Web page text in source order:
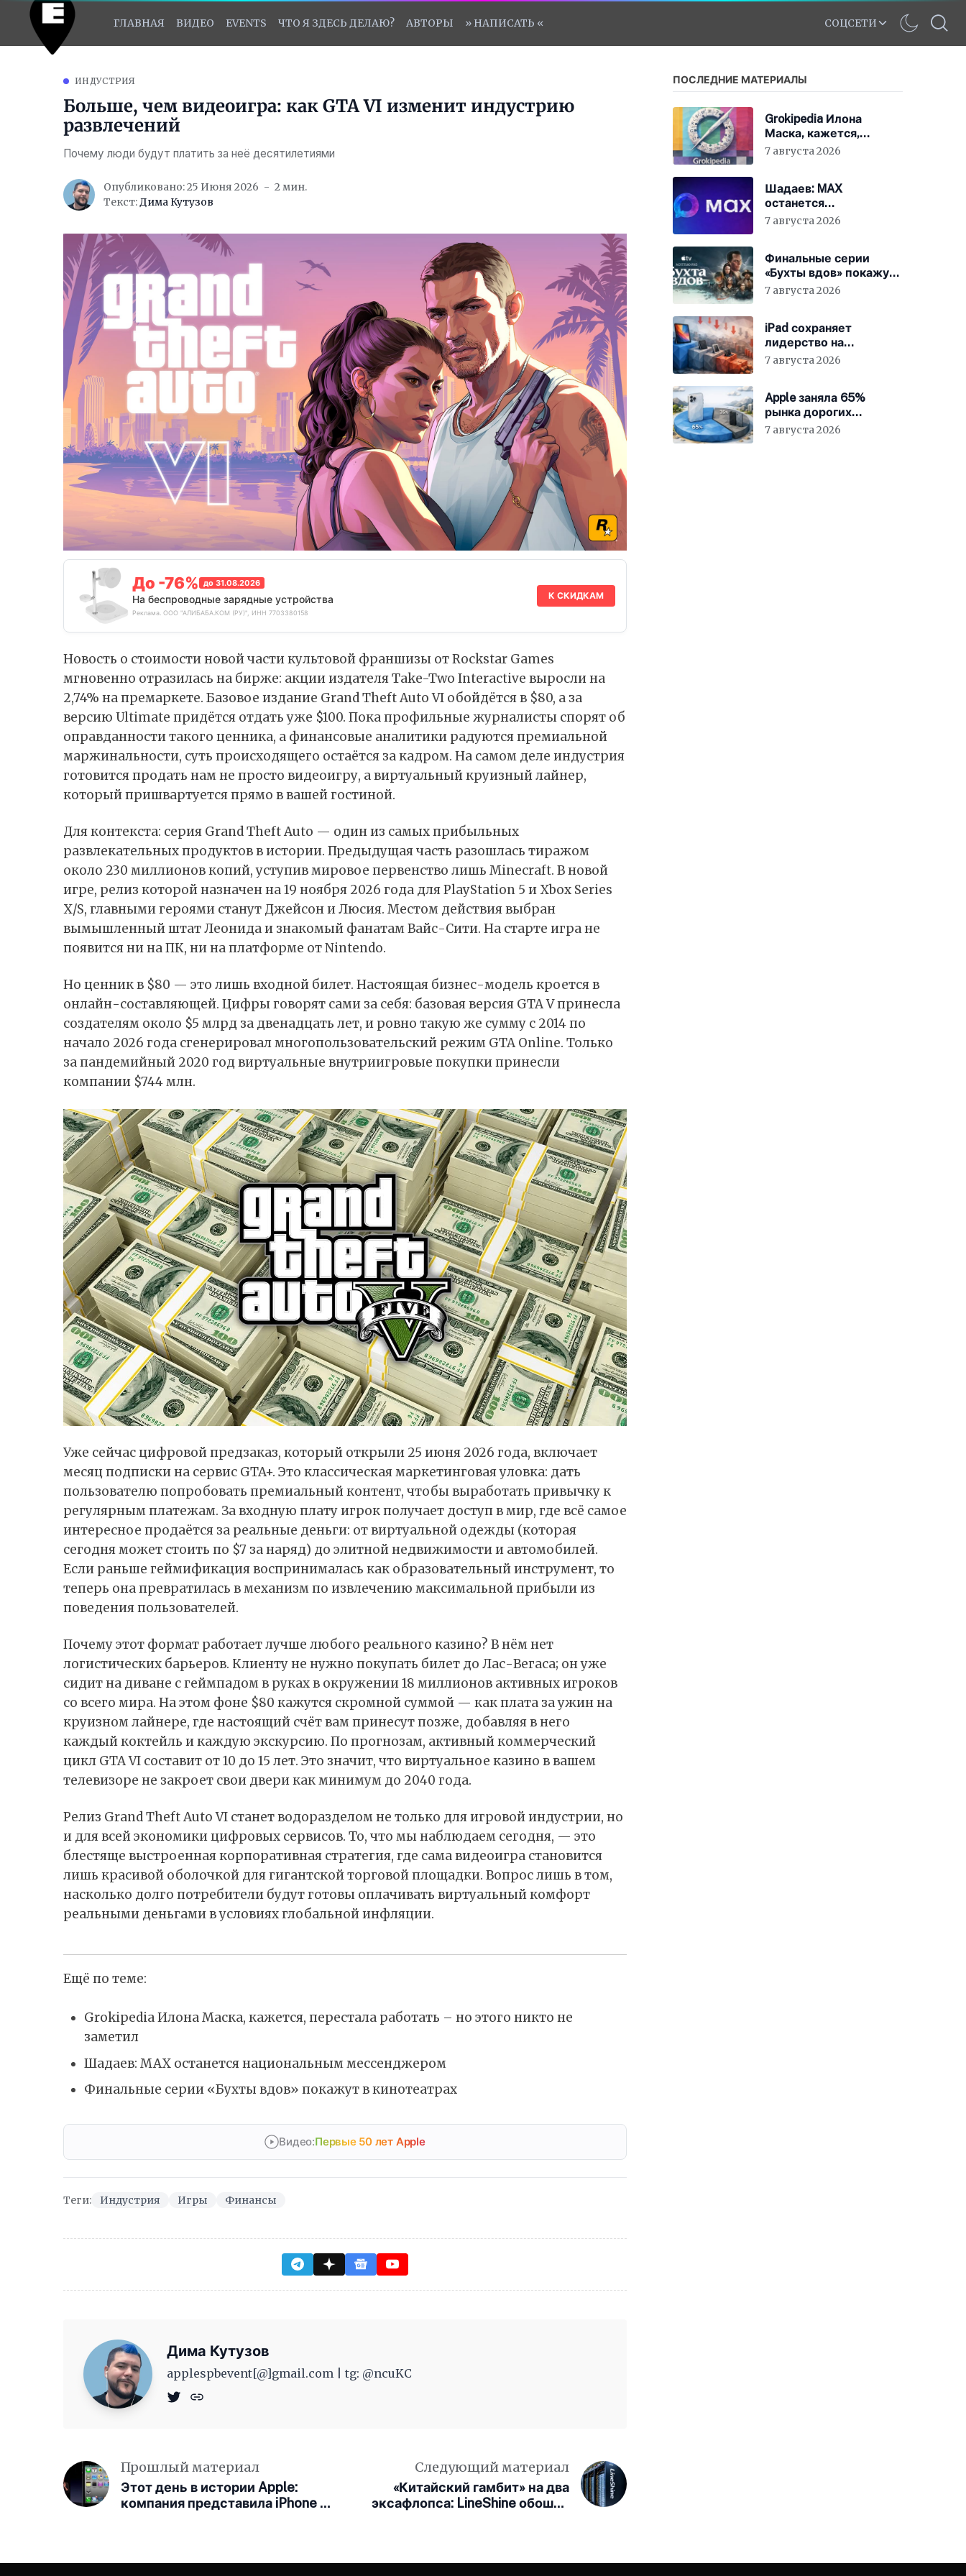
ГЛАВНАЯ ВИДЕО EVENTS ЧТО Я ЗДЕСЬ ДЕЛАЮ? АВТОРЫ » НАПИСАТЬ « СОЦСЕТИ
ИНДУСТРИЯ
Больше, чем видеоигра: как GTA VI изменит индустрию
развлечений
Почему люди будут платить за неё десятилетиями
Опубликовано: 25 Июня 2026
2 мин.
Текст:Дима Кутузов
До -76% до 31.08.2026
На беспроводные зарядные устройства
Реклама. ООО "АЛИБАБА.КОМ (РУ)", ИНН 7703380158
К СКИДКАМ
Новость о стоимости новой части культовой франшизы от Rockstar Games
мгновенно отразилась на бирже: акции издателя Take-Two Interactive выросли на
2,74% на премаркете. Базовое издание Grand Theft Auto VI обойдётся в $80, а за
версию Ultimate придётся отдать уже $100. Пока профильные журналисты спорят об
оправданности такого ценника, а финансовые аналитики радуются премиальной
маржинальности, суть происходящего остаётся за кадром. На самом деле индустрия
готовится продать нам не просто видеоигру, а виртуальный круизный лайнер,
который пришвартуется прямо в вашей гостиной.
Для контекста: серия Grand Theft Auto — один из самых прибыльных
развлекательных продуктов в истории. Предыдущая часть разошлась тиражом
около 230 миллионов копий, уступив мировое первенство лишь Minecraft. В новой
игре, релиз которой назначен на 19 ноября 2026 года для PlayStation 5 и Xbox Series
X/S, главными героями станут Джейсон и Люсия. Местом действия выбран
вымышленный штат Леонида и знакомый фанатам Вайс-Сити. На старте игра не
появится ни на ПК, ни на платформе от Nintendo.
Но ценник в $80 — это лишь входной билет. Настоящая бизнес-модель кроется в
онлайн-составляющей. Цифры говорят сами за себя: базовая версия GTA V принесла
создателям около $5 млрд за двенадцать лет, и ровно такую же сумму с 2014 по
начало 2026 года сгенерировал многопользовательский режим GTA Online. Только
за пандемийный 2020 год виртуальные внутриигровые покупки принесли
компании $744 млн.
Уже сейчас цифровой предзаказ, который открыли 25 июня 2026 года, включает
месяц подписки на сервис GTA+. Это классическая маркетинговая уловка: дать
пользователю попробовать премиальный контент, чтобы выработать привычку к
регулярным платежам. За входную плату игрок получает доступ в мир, где всё самое
интересное продаётся за реальные деньги: от виртуальной одежды (которая
сегодня может стоить по $7 за наряд) до элитной недвижимости и автомобилей.
Если раньше геймификация воспринималась как образовательный инструмент, то
теперь она превратилась в механизм по извлечению максимальной прибыли из
поведения пользователей.
Почему этот формат работает лучше любого реального казино? В нём нет
логистических барьеров. Клиенту не нужно покупать билет до Лас-Вегаса; он уже
сидит на диване с геймпадом в руках в окружении 18 миллионов активных игроков
со всего мира. На этом фоне $80 кажутся скромной суммой — как плата за ужин на
круизном лайнере, где настоящий счёт вам принесут позже, добавляя в него
каждый коктейль и каждую экскурсию. По прогнозам, активный коммерческий
цикл GTA VI составит от 10 до 15 лет. Это значит, что виртуальное казино в вашем
телевизоре не закроет свои двери как минимум до 2040 года.
Релиз Grand Theft Auto VI станет водоразделом не только для игровой индустрии, но
и для всей экономики цифровых сервисов. То, что мы наблюдаем сегодня, — это
блестяще выстроенная корпоративная стратегия, где сама видеоигра становится
лишь красивой оболочкой для гигантской торговой площадки. Вопрос лишь в том,
насколько долго потребители будут готовы оплачивать виртуальный комфорт
реальными деньгами в условиях глобальной инфляции.
Ещё по теме:
Grokipedia Илона Маска, кажется, перестала работать – но этого никто не
заметил
Шадаев: MAX останется национальным мессенджером
Финальные серии «Бухты вдов» покажут в кинотеатрах
Видео:Первые 50 лет Apple
Теги: Индустрия Игры Финансы
Дима Кутузов
applespbevent[@]gmail.com | tg: @ncuKC
Прошлый материал
Этот день в истории Apple:
компания представила iPhone 4
Следующий материал
«Китайский гамбит» на два
эксафлопса: LineShine обошёл
ПОСЛЕДНИЕ МАТЕРИАЛЫ
Grokipedia Илона
Маска, кажется,
перестала работать –
7 августа 2026
Шадаев: MAX
останется
национальным
7 августа 2026
Финальные серии
«Бухты вдов» покажут
в кинотеатрах
7 августа 2026
iPad сохраняет
лидерство на
стажирующем рынке
7 августа 2026
Apple заняла 65%
рынка дорогих
смартфонов
7 августа 2026